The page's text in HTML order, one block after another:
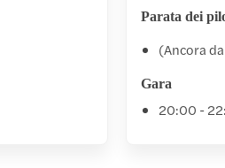
Parata dei
(Ancora
Gara
20:00 -